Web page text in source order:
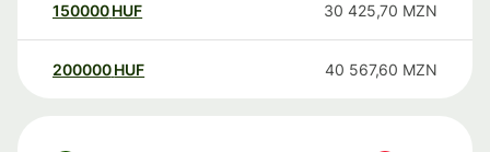
150000 HUF 30 425,70 MZN
200000 HUF 40 567,60 MZN